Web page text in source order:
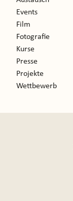
Events
Film
Fotografie
Kurse
Presse
Projekte
Wettbewerb